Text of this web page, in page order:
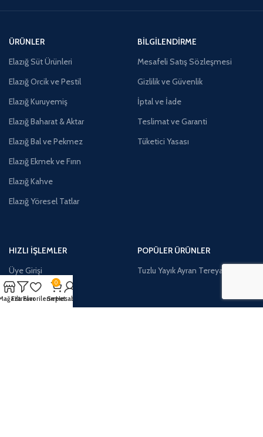
ÜRÜNLER
Elazığ Süt Ürünleri
Elazığ Orcik ve Pestil
Elazığ Kuruyemiş
Elazığ Baharat & Aktar
Elazığ Bal ve Pekmez
Elazığ Ekmek ve Fırın
Elazığ Kahve
Elazığ Yöresel Tatlar
BILGILENDIRME
Mesafeli Satış Sözleşmesi
Gizlilik ve Güvenlik
İptal ve İade
Teslimat ve Garanti
Tüketici Yasası
HIZLI İŞLEMLER
Üye Girişi
Kaydol
POPÜLER ÜRÜNLER
Tuzlu Yayık Ayran Tereyağı
FiltrelerFavorilerim
0
SepetHesabım